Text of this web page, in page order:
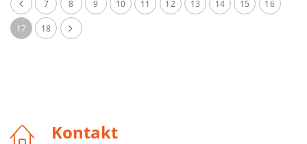
7 8 9 10 11 12 13 14 15 16
17 18
Kontakt